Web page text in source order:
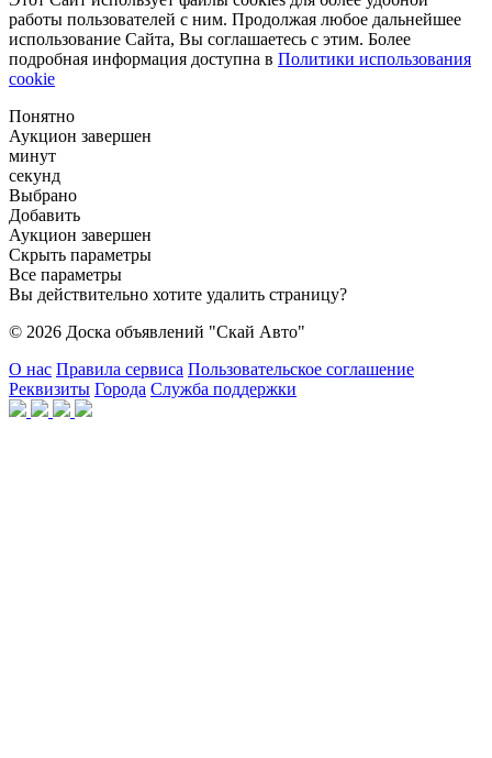
работы пользователей с ним. Продолжая любое дальнейшее
использование Сайта, Вы соглашаетесь с этим. Более
подробная информация доступна в Политики использования
cookie
Понятно
Аукцион завершен
минут
секунд
Выбрано
Добавить
Аукцион завершен
Скрыть параметры
Все параметры
Вы действительно хотите удалить страницу?
© 2026 Доска объявлений "Скай Авто"
О нас Правила сервиса Пользовательское соглашение
Реквизиты Города Служба поддержки